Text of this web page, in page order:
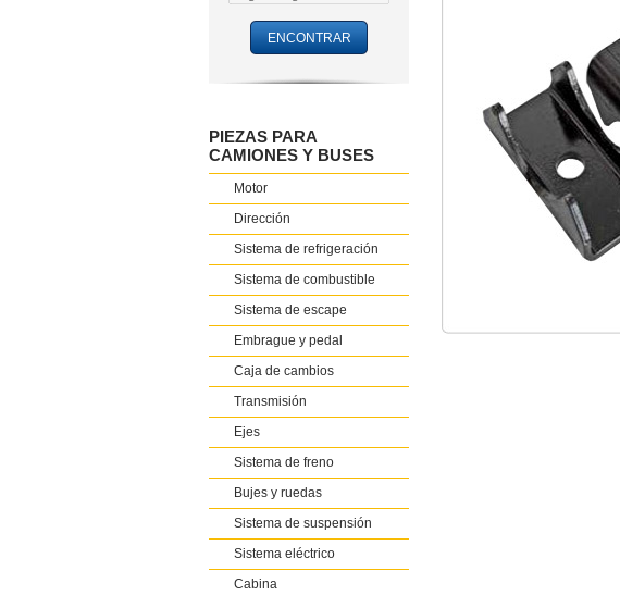
PIEZAS PARA
CAMIONES Y BUSES
Motor
Dirección
Sistema de refrigeración
Sistema de combustible
Sistema de escape
Embrague y pedal
Caja de cambios
Transmisión
Ejes
Sistema de freno
Bujes y ruedas
Sistema de suspensión
Sistema eléctrico
Cabina